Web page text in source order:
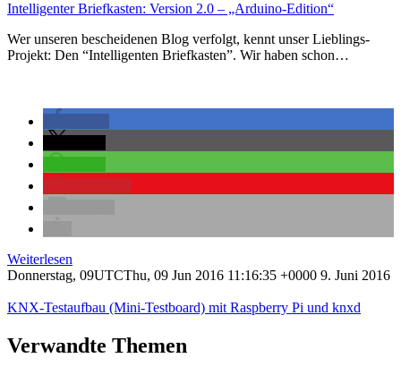
Intelligenter Briefkasten: Version 2.0 – „Arduino-Edition“
Wer unseren bescheidenen Blog verfolgt, kennt unser Lieblings-
Projekt: Den “Intelligenten Briefkasten”. Wir haben schon…
Weiterlesen
Donnerstag, 09UTCThu, 09 Jun 2016 11:16:35 +0000 9. Juni 2016
KNX-Testaufbau (Mini-Testboard) mit Raspberry Pi und knxd
Verwandte Themen